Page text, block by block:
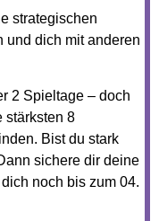
strategischen
und dich mit anderen
2 Spieltage – doch
stärksten 8
Bist du stark
sichere dir deine
noch bis zum 04.